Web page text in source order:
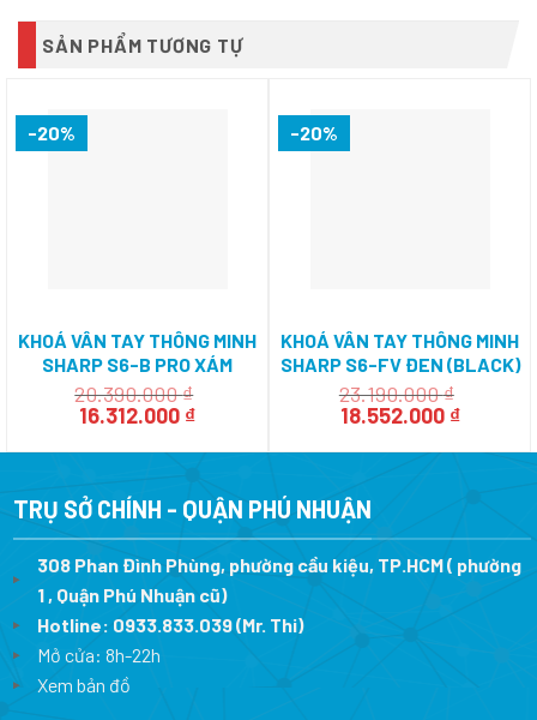
SẢN PHẨM TƯƠNG TỰ
-20%
KHOÁ VÂN TAY THÔNG MINH
SHARP S6-B PRO XÁM
(GRAY)
20.390.000₫
Giá
là:
16.312.000 ₫Giá
tại
16.312.000 ₫.
-20%
KHOÁ VÂN TAY THÔNG MINH
SHARP S6-FV ĐEN (BLACK)
23.190.000₫
Giá
là:
18.552.000 ₫Giá
tại
TRỤ SỞ CHÍNH - QUẬN PHÚ NHUẬN
308 Phan Đình Phùng, phường cầu kiệu, TP.HCM ( phường
1 , Quận Phú Nhuận cũ)
Hotline: 0933.833.039(Mr. Thi)
Mở cửa: 8h-22h
Xem bản đồ